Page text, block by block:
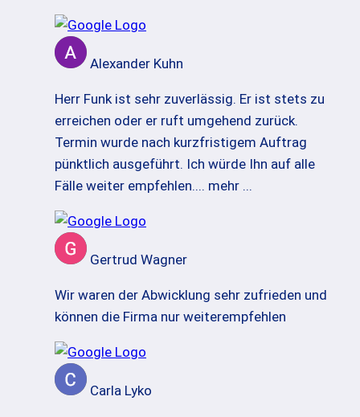
Alexander Kuhn
Herr Funk ist sehr zuverlässig. Er ist stets zu
erreichen oder er ruft umgehend zurück.
Termin wurde nach kurzfristigem Auftrag
pünktlich ausgeführt. Ich würde Ihn auf alle
Fälle weiter empfehlen.... mehr ...
Gertrud Wagner
Wir waren der Abwicklung sehr zufrieden und
können die Firma nur weiterempfehlen
Carla Lyko